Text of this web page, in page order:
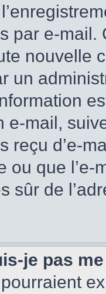
par e-
nouvelle
un
e-mail,
reçu d’e-
ou que
sûr de
je pas